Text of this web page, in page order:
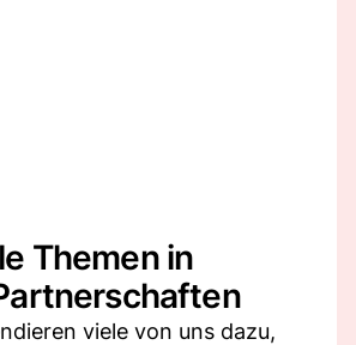
Themen in
viele von uns dazu,